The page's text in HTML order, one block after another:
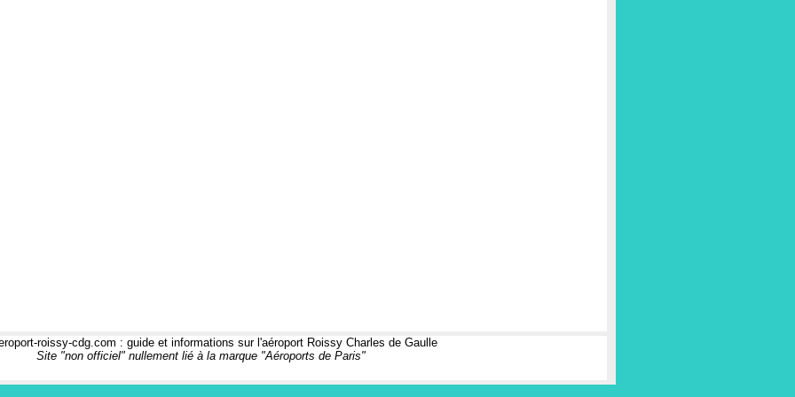
roissy-cdg.com : guide et informations sur l'aéroport Roissy Charles de Gaulle
Site "non officiel" nullement lié à la marque "Aéroports de Paris"